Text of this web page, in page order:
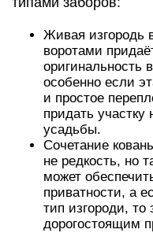
Живая изгородь
воротами
оригинальность
особенно если
и простое
придать
усадьбы.
Сочетание
не редкость, но
может
приватности, а
тип изгороди, то
дорогостоящим